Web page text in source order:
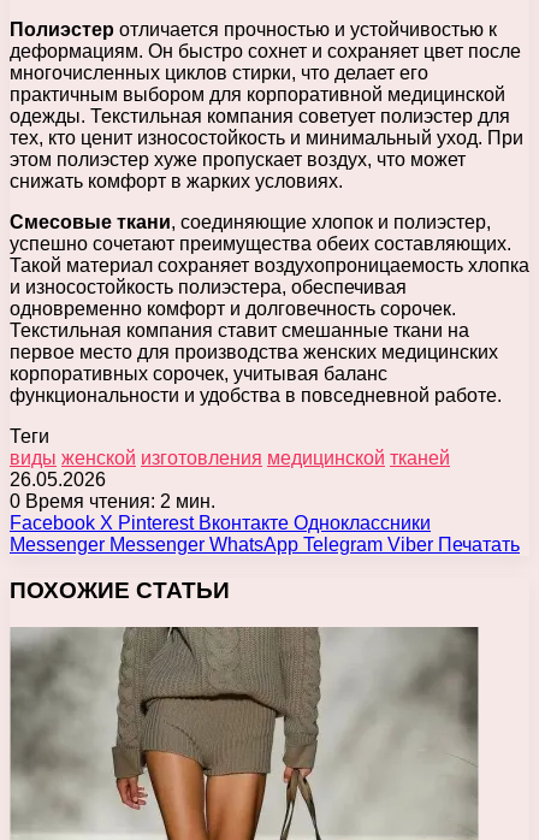
Полиэстер отличается прочностью и устойчивостью к
деформациям. Он быстро сохнет и сохраняет цвет после
многочисленных циклов стирки, что делает его
практичным выбором для корпоративной медицинской
одежды. Текстильная компания советует полиэстер для
тех, кто ценит износостойкость и минимальный уход. При
этом полиэстер хуже пропускает воздух, что может
снижать комфорт в жарких условиях.
Смесовые ткани, соединяющие хлопок и полиэстер,
успешно сочетают преимущества обеих составляющих.
Такой материал сохраняет воздухопроницаемость хлопка
и износостойкость полиэстера, обеспечивая
одновременно комфорт и долговечность сорочек.
Текстильная компания ставит смешанные ткани на
первое место для производства женских медицинских
корпоративных сорочек, учитывая баланс
функциональности и удобства в повседневной работе.
Теги
виды женской изготовления медицинской тканей
26.05.2026
0 Время чтения: 2 мин.
Facebook X Pinterest Вконтакте Одноклассники
Messenger Messenger WhatsApp Telegram Viber Печатать
ПОХОЖИЕ СТАТЬИ